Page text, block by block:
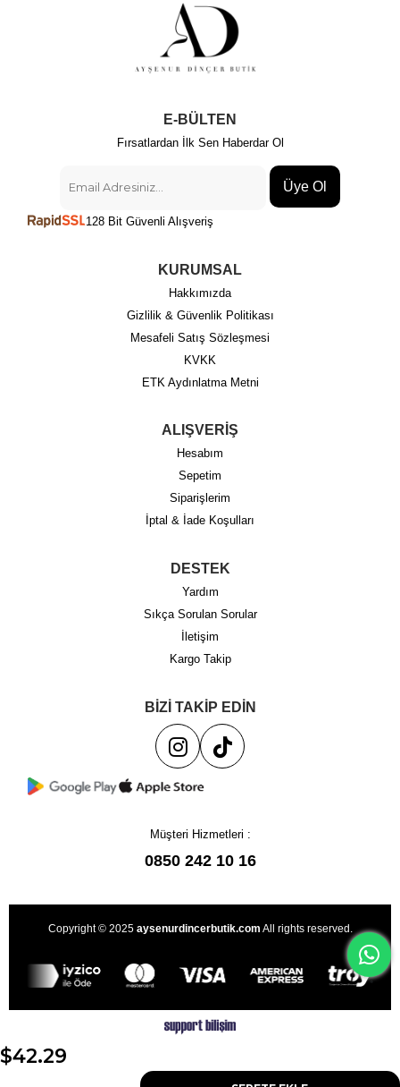
$42.29
E-BÜLTEN
Fırsatlardan İlk Sen Haberdar Ol
Üye Ol
128 Bit Güvenli Alışveriş
KURUMSAL
Hakkımızda
Gizlilik & Güvenlik Politikası
Mesafeli Satış Sözleşmesi
KVKK
ETK Aydınlatma Metni
ALIŞVERİŞ
Hesabım
Sepetim
Siparişlerim
İptal & İade Koşulları
DESTEK
Yardım
Sıkça Sorulan Sorular
İletişim
Kargo Takip
BİZİ TAKİP EDİN
Müşteri Hizmetleri :
0850 242 10 16
Copyright © 2025 aysenurdincerbutik.com All rights reserved.